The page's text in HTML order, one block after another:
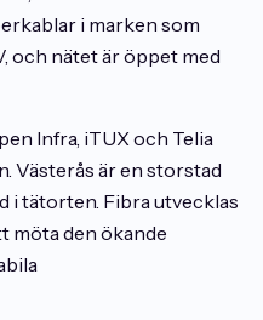
i marken som
och nätet är öppet med
Infra, iTUX och Telia
Västerås är en storstad
i tätorten. Fibra utvecklas
möta den ökande